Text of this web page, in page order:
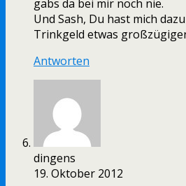
gabs da bei mir noch nie.
Und Sash, Du hast mich
Trinkgeld etwas
Antworten
dingens
19. Oktober 2012